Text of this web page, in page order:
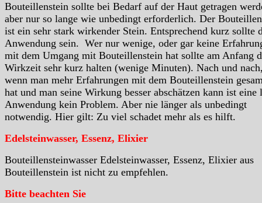
Bouteillenstein sollte bei Bedarf auf der Haut getragen
aber nur so lange wie unbedingt erforderlich. Der
ist ein sehr stark wirkender Stein. Entsprechend kurz sollte
Anwendung sein. Wer nur wenige, oder gar keine
mit dem Umgang mit Bouteillenstein hat sollte am Anfang
Wirkzeit sehr kurz halten (wenige Minuten). Nach und
wenn man mehr Erfahrungen mit dem Bouteillenstein
hat und man seine Wirkung besser abschätzen kann ist eine
Anwendung kein Problem. Aber nie länger als unbedingt
notwendig. Hier gilt: Zu viel schadet mehr als es hilft.
Edelsteinwasser, Essenz, Elixier
Bouteillensteinwasser Edelsteinwasser, Essenz, Elixier aus
Bouteillenstein ist nicht zu empfehlen.
Bitte beachten Sie